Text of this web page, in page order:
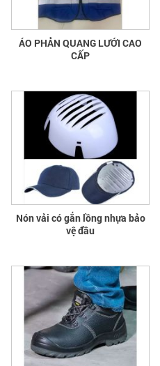
ÁO PHẢN QUANG LƯỚI CAO
CẤP
Nón vải có gắn lồng nhựa bảo
vệ đầu